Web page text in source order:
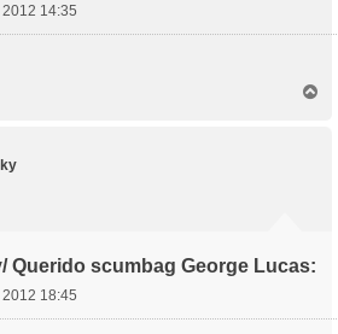
14:35
Querido scumbag George Lucas:
18:45